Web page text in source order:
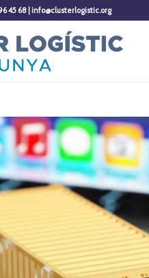
45 68 | info@clusterlogistic.org